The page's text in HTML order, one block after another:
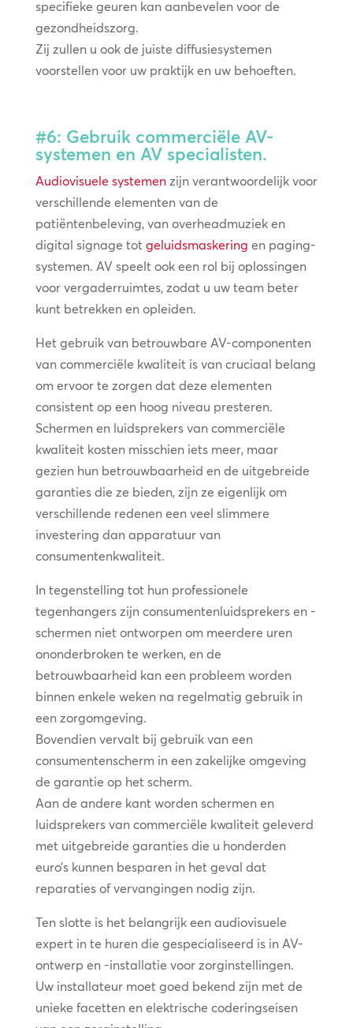
specifieke geuren kan aanbevelen voor de
gezondheidszorg.
Zij zullen u ook de juiste diffusiesystemen
voorstellen voor uw praktijk en uw behoeften.
#6: Gebruik commerciële AV-
systemen en AV specialisten.
Audiovisuele systemenzijn verantwoordelijk voor
verschillende elementen van de
patiëntenbeleving, van overheadmuziek en
digital signage tot geluidsmaskering en paging-
systemen. AV speelt ook een rol bij oplossingen
voor vergaderruimtes, zodat u uw team beter
kunt betrekken en opleiden.
Het gebruik van betrouwbare AV-componenten
van commerciële kwaliteit is van cruciaal belang
om ervoor te zorgen dat deze elementen
consistent op een hoog niveau presteren.
Schermen en luidsprekers van commerciële
kwaliteit kosten misschien iets meer, maar
gezien hun betrouwbaarheid en de uitgebreide
garanties die ze bieden, zijn ze eigenlijk om
verschillende redenen een veel slimmere
investering dan apparatuur van
consumentenkwaliteit.
In tegenstelling tot hun professionele
tegenhangers zijn consumentenluidsprekers en -
schermen niet ontworpen om meerdere uren
ononderbroken te werken, en de
betrouwbaarheid kan een probleem worden
binnen enkele weken na regelmatig gebruik in
een zorgomgeving.
Bovendien vervalt bij gebruik van een
consumentenscherm in een zakelijke omgeving
de garantie op het scherm.
Aan de andere kant worden schermen en
luidsprekers van commerciële kwaliteit geleverd
met uitgebreide garanties die u honderden
euro’s kunnen besparen in het geval dat
reparaties of vervangingen nodig zijn.
Ten slotte is het belangrijk een audiovisuele
expert in te huren die gespecialiseerd is in AV-
ontwerp en -installatie voor zorginstellingen.
Uw installateur moet goed bekend zijn met de
unieke facetten en elektrische coderingseisen